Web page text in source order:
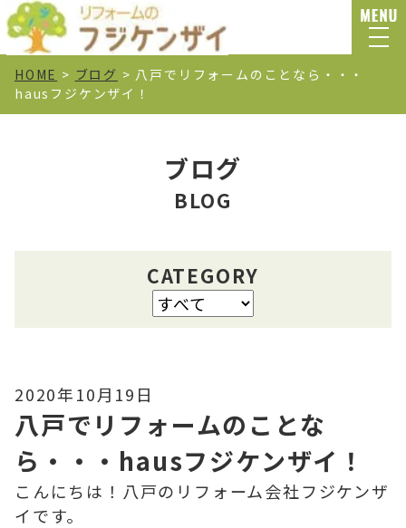
HOME > ブログ > 八戸でリフォームのことなら・・・
hausフジケンザイ！
ブログ
BLOG
CATEGORY
2020年10月19日
八戸でリフォームのことな
ら・・・hausフジケンザイ！
こんにちは！八戸のリフォーム会社フジケンザ
イです。